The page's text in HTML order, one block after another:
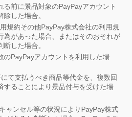
る前に景品対象のPayPayアカウント
した場合。
規約その他PayPay株式会社の利用規
為があった場合、またはそのおそれが
した場合。
のPayPayアカウントを利用した場
て支払うべき商品等代金を、複数回
することにより景品付与を受けた場
ャンセル等の状況によりPayPay株式